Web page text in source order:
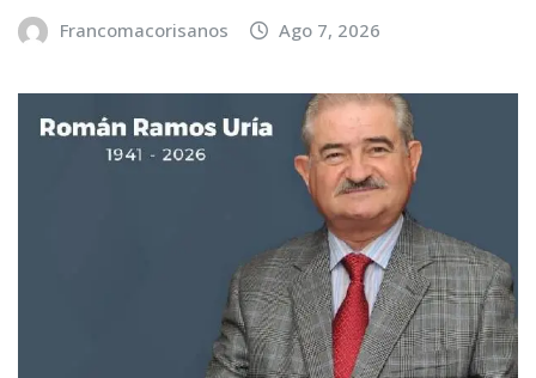
Francomacorisanos Ago 7, 2026